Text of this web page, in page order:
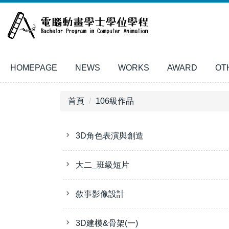
主
容
區
HOMEPAGE NEWS WORKS AWARD
首頁 106級作品
3D角色表演與創造
大二_班級短片
敘事影像設計
3D建模&骨架(一)